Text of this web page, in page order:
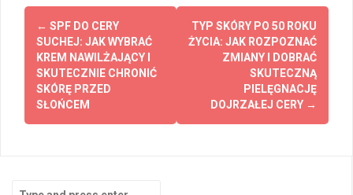
Post
navigation
← SPF DO CERY
SUCHEJ: JAK WYBRAĆ
KREM NAWILŻAJĄCY I
SKUTECZNIE CHRONIĆ
SKÓRĘ PRZED
SŁOŃCEM
TYP SKÓRY PO 50 ROKU
ŻYCIA: JAK ROZPOZNAĆ
ZMIANY I DOBRAĆ
SKUTECZNĄ
PIELĘGNACJĘ
DOJRZAŁEJ CERY →
Search